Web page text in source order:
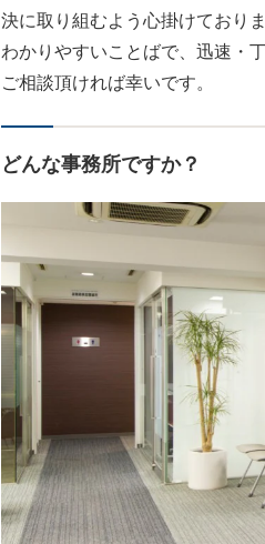
決に取り組むよう心掛けておりま
わかりやすいことばで、迅速・
ご相談頂ければ幸いです。
どんな事務所ですか？